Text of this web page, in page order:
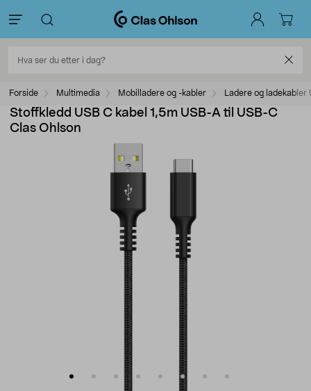
Forside Multimedia Mobilladere og -kabler Ladere og ladekabler
Stoffkledd USB C kabel 1,5m USB-A til USB-C
Clas Ohlson